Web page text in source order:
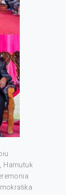
Hamutuk